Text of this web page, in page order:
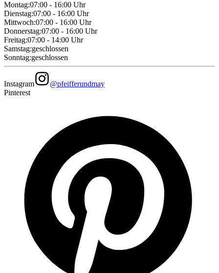
Montag:07:00 - 16:00 Uhr
Dienstag:07:00 - 16:00 Uhr
Mittwoch:07:00 - 16:00 Uhr
Donnerstag:07:00 - 16:00 Uhr
Freitag:07:00 - 14:00 Uhr
Samstag:geschlossen
Sonntag:geschlossen
Instagram
@pfeifferundmay
Pinterest